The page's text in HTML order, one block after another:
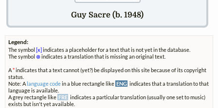
Guy Sacre (b. 1948)
Legend:
The symbol [x] indicates a placeholder for a text that is not yet in the database.
The symbol ⊗indicates a translation that is missing an original text.
A*indicates that a text cannot (yet?) be displayed on this site because of its copyright
status.
Note: A language codein a blue rectangle like ENG indicates that a translation to that
language is available.
A grey rectangle like FRE indicates a particular translation (usually one set to music)
exists but isn't yet available.